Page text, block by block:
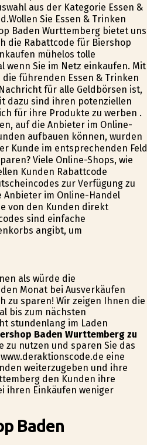
aus der Kategorie Essen &
Sie Essen & Trinken
Baden Wurttemberg bietet uns
die Rabattcode für Biershop
mühelos tolle
wenn Sie im Netz einkaufen. Mit
führenden Essen & Trinken
für alle Geldbörsen ist,
dazu sind ihren potenziellen
für ihre Produkte zu werben .
auf die Anbieter im Online-
aufbauen können, wurden
Kunde im entsprechenden Feld
Viele Online-Shops, wie
Kunden Rabattcode
zur Verfügung zu
im Online-Handel
von den Kunden direkt
sind einfache
angibt, um
als würde die
Monat bei Ausverkäufen
zu sparen! Wir zeigen Ihnen die
bis zum nächsten
stundenlang im Laden
Baden Wurttemberg zu
zu nutzen und sparen Sie das
eine
weiterzugeben und ihre
den Kunden ihre
ihren Einkäufen weniger
Baden